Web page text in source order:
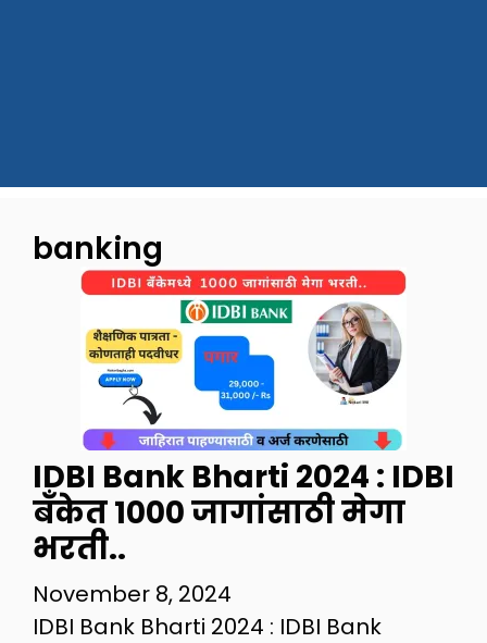
banking
IDBI Bank Bharti 2024 : IDBI
बँकेत 1000 जागांसाठी मेगा
भरती..
November 8, 2024
IDBI Bank Bharti 2024 : IDBI Bank